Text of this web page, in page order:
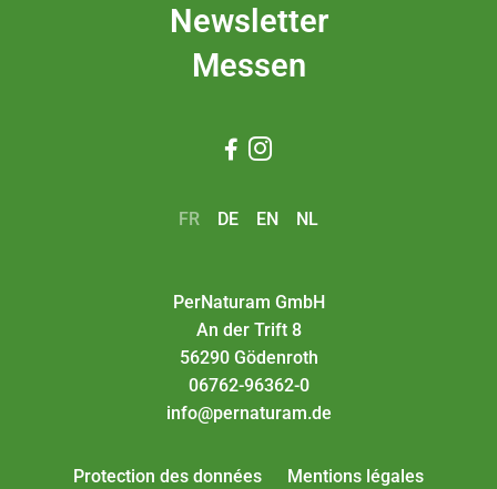
Newsletter
Messen
 
FR DE EN NL
PerNaturam GmbH
An der Trift 8
56290 Gödenroth
06762-96362-0
info@pernaturam.de
Protection des données
Mentions légales